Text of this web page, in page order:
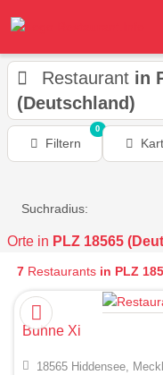
Restaurant in
(Deutschland)
Filtern
0
Suchradius:
Orte in PLZ 18565
7Restaurants in PLZ
Buhne Xi
18565 Hiddensee,